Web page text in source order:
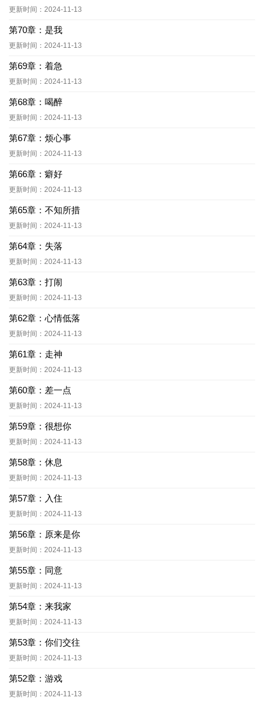
更新时间：2024-11-13
第70章：是我
更新时间：2024-11-13
第69章：着急
更新时间：2024-11-13
第68章：喝醉
更新时间：2024-11-13
第67章：烦心事
更新时间：2024-11-13
第66章：癖好
更新时间：2024-11-13
第65章：不知所措
更新时间：2024-11-13
第64章：失落
更新时间：2024-11-13
第63章：打闹
更新时间：2024-11-13
第62章：心情低落
更新时间：2024-11-13
第61章：走神
更新时间：2024-11-13
第60章：差一点
更新时间：2024-11-13
第59章：很想你
更新时间：2024-11-13
第58章：休息
更新时间：2024-11-13
第57章：入住
更新时间：2024-11-13
第56章：原来是你
更新时间：2024-11-13
第55章：同意
更新时间：2024-11-13
第54章：来我家
更新时间：2024-11-13
第53章：你们交往
更新时间：2024-11-13
第52章：游戏
更新时间：2024-11-13